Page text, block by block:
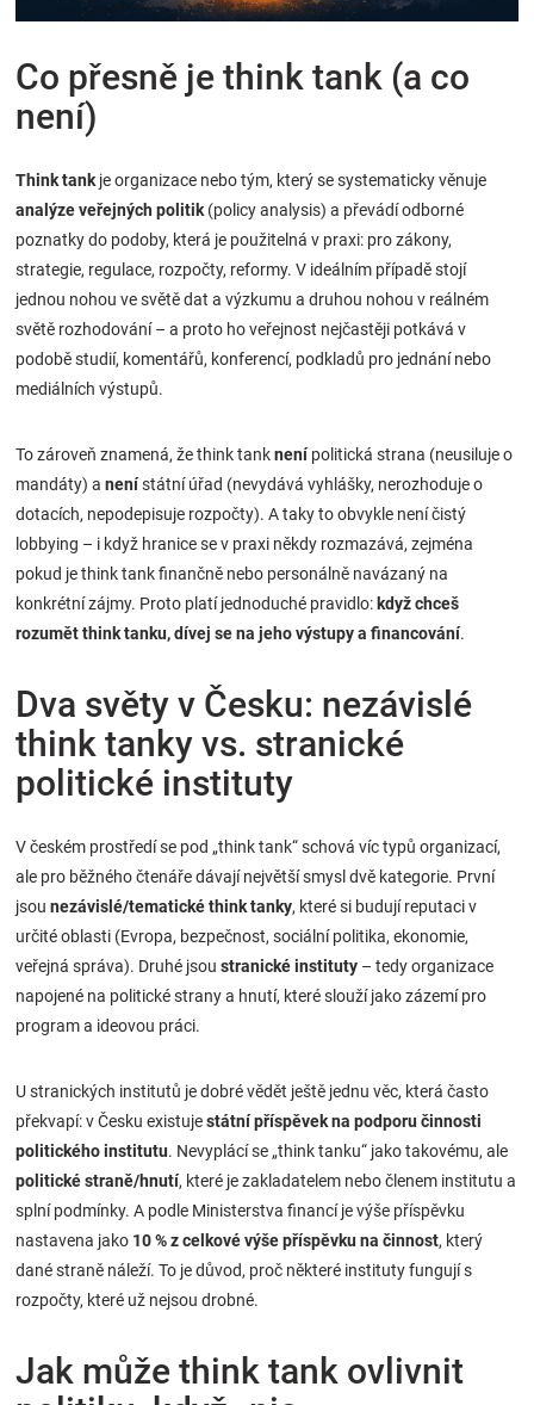
Přihlášení
Co přesně je think tank (a co
není)
Think tankje organizace nebo tým, který se systematicky věnuje
analýze veřejných politik(policy analysis) a převádí odborné
poznatky do podoby, která je použitelná v praxi: pro zákony,
strategie, regulace, rozpočty, reformy. V ideálním případě stojí
jednou nohou ve světě dat a výzkumu a druhou nohou v reálném
světě rozhodování – a proto ho veřejnost nejčastěji potkává v
podobě studií, komentářů, konferencí, podkladů pro jednání nebo
mediálních výstupů.
To zároveň znamená, že think tanknenípolitická strana (neusiluje o
mandáty) a nenístátní úřad (nevydává vyhlášky, nerozhoduje o
dotacích, nepodepisuje rozpočty). A taky to obvykle není čistý
lobbying – i když hranice se v praxi někdy rozmazává, zejména
pokud je think tank finančně nebo personálně navázaný na
konkrétní zájmy. Proto platí jednoduché pravidlo: když chceš
rozumět think tanku, dívej se na jeho výstupy a financování.
Dva světy v Česku: nezávislé
think tanky vs. stranické
politické instituty
V českém prostředí se pod „think tank“ schová víc typů organizací,
ale pro běžného čtenáře dávají největší smysl dvě kategorie. První
jsou nezávislé/tematické think tanky, které si budují reputaci v
určité oblasti (Evropa, bezpečnost, sociální politika, ekonomie,
veřejná správa). Druhé jsou stranické instituty – tedy organizace
napojené na politické strany a hnutí, které slouží jako zázemí pro
program a ideovou práci.
U stranických institutů je dobré vědět ještě jednu věc, která často
překvapí: v Česku existujestátní příspěvek na podporu činnosti
politického institutu. Nevyplácí se „think tanku“ jako takovému, ale
politické straně/hnutí, které je zakladatelem nebo členem institutu a
splní podmínky. A podle Ministerstva financí je výše příspěvku
nastavena jako 10 % z celkové výše příspěvku na činnost, který
dané straně náleží. To je důvod, proč některé instituty fungují s
rozpočty, které už nejsou drobné.
Jak může think tank ovlivnit